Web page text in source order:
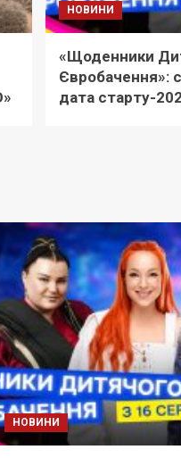
НОВИНИ
«Щоденники
Євробачення»:
дата старту-
НОВИНИ